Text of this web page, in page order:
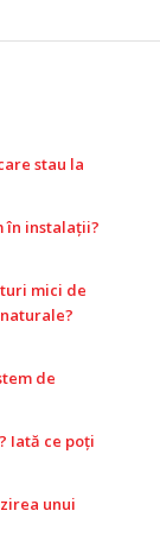
stau la
în instalații?
mici de
de
Iată ce poți
unui